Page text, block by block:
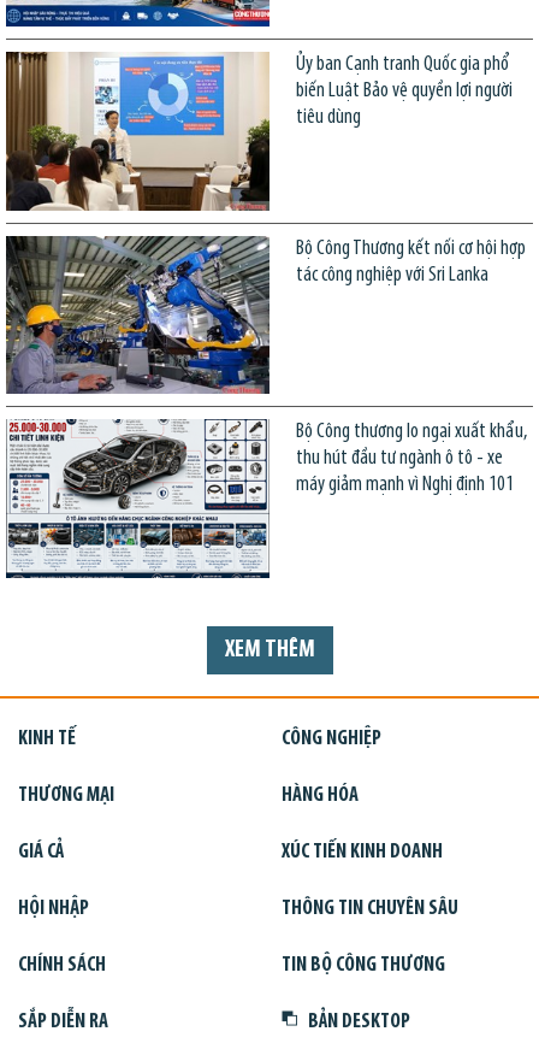
Ủy ban Cạnh tranh Quốc gia phổ
biến Luật Bảo vệ quyền lợi người
tiêu dùng
Bộ Công Thương kết nối cơ hội hợp
tác công nghiệp với Sri Lanka
Bộ Công thương lo ngại xuất khẩu,
thu hút đầu tư ngành ô tô - xe
máy giảm mạnh vì Nghị định 101
XEM THÊM
KINH TẾ CÔNG NGHIỆP
THƯƠNG MẠI HÀNG HÓA
GIÁ CẢ XÚC TIẾN KINH DOANH
HỘI NHẬP THÔNG TIN CHUYÊN SÂU
CHÍNH SÁCH TIN BỘ CÔNG THƯƠNG
SẮP DIỄN RA BẢN DESKTOP